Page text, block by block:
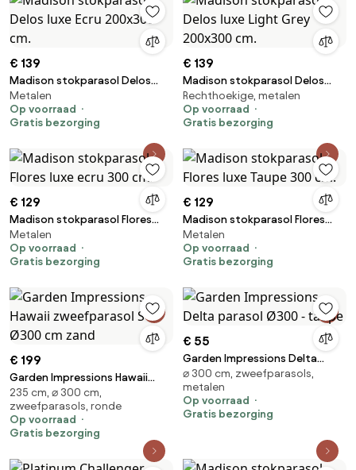
€ 139
Madison stokparasol Delos
luxe Ecru 200x300 cm.
Metalen
Op voorraad
Gratis bezorging
€ 139
Madison stokparasol Delos
luxe Light Grey 200x300 cm.
Rechthoekige, metalen
Op voorraad
Gratis bezorging
€ 129
Madison stokparasol Flores
luxe ecru 300 cm.
Metalen
Op voorraad
Gratis bezorging
€ 129
Madison stokparasol Flores
luxe Taupe 300 cm.
Metalen
Op voorraad
Gratis bezorging
€ 199
Garden Impressions Hawaii
zweefparasol S Ø300 cm zand
235 cm, ⌀ 300 cm,
zweefparasols, ronde
Op voorraad
Gratis bezorging
€ 55
Garden Impressions Delta
parasol Ø300 - taupe
⌀ 300 cm, zweefparasols,
metalen
Op voorraad
Gratis bezorging